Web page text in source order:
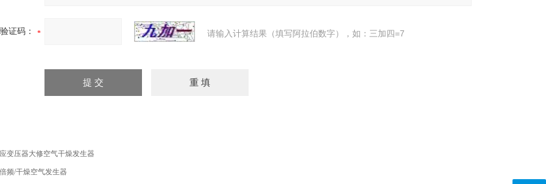
验证码： 请输入计算结果（填写阿拉伯数字），如：三加四=7
变压器大修空气干燥发生器
频/干燥空气发生器